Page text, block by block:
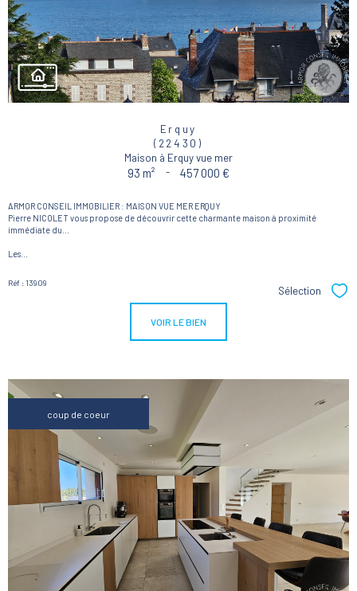
Erquy
(22430)
Maison à Erquy vue mer
93 m² - 457 000 €
ARMOR CONSEIL IMMOBILIER : MAISON VUE MER ERQUY
Pierre NICOLET vous propose de découvrir cette charmante maison à proximité
immédiate du...
Les...
Réf : 13909
Sélection
VOIR LE BIEN
coup de coeur